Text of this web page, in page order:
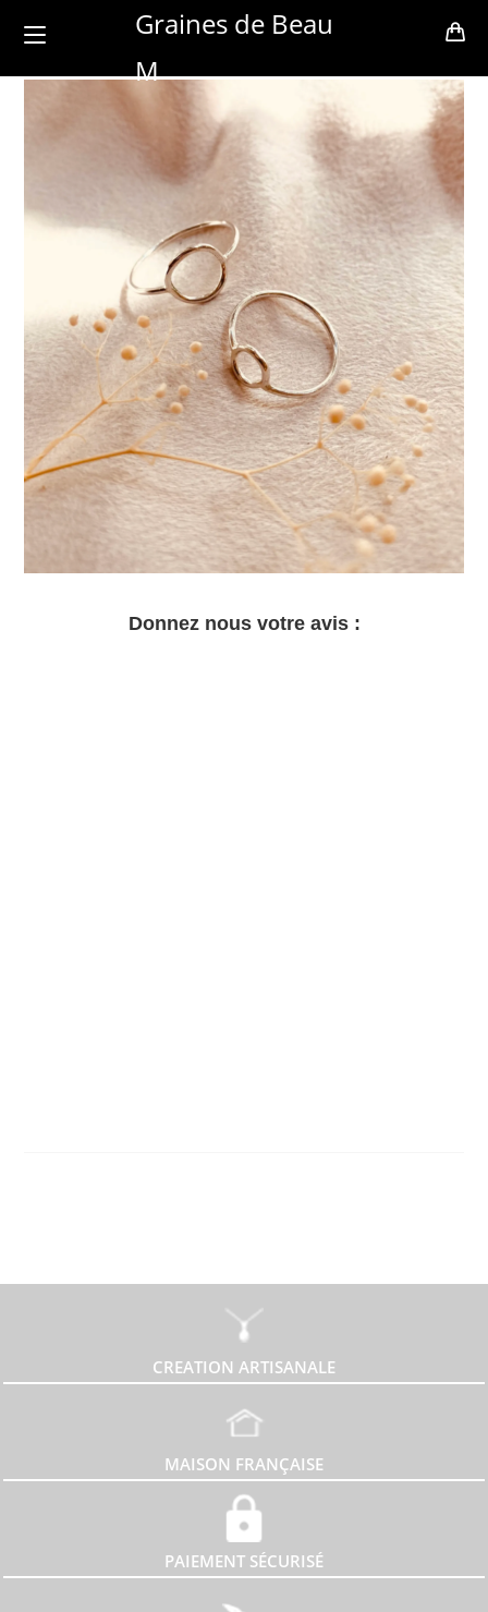
Graines de Beau
M
Donnez nous votre avis :
CREATION ARTISANALE
MAISON FRANÇAISE
PAIEMENT SÉCURISÉ